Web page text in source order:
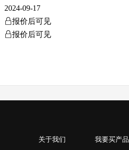
2024-09-17
报价后可见
报价后可见
关于我们 我要买产品